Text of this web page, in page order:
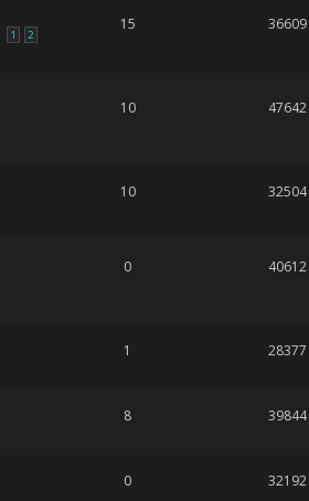
1 2
15 36609
10 47642
10 32504
0 40612
1 28377
8 39844
0 32192